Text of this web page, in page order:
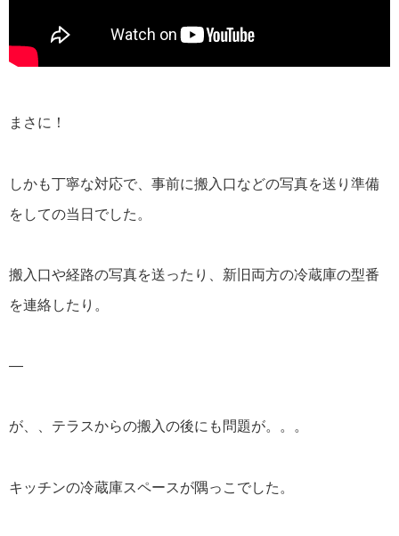
まさに！
しかも丁寧な対応で、事前に搬入口などの写真を送り準備
をしての当日でした。
搬入口や経路の写真を送ったり、新旧両方の冷蔵庫の型番
を連絡したり。
—
が、、テラスからの搬入の後にも問題が。。。
キッチンの冷蔵庫スペースが隅っこでした。